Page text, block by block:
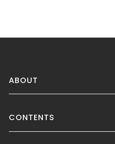
ABOUT
CONTENTS